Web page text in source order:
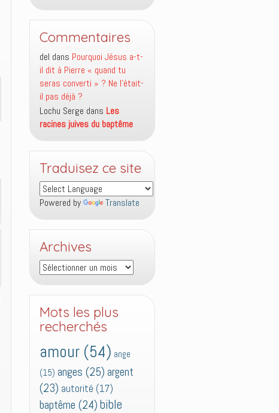
Commentaires
del dans Pourquoi Jésus a-t-
il dit à Pierre « quand tu
seras converti » ? Ne l’était-
il pas déjà ?
Lochu Serge dans Les
racines juives du baptême
Traduisez ce site
Powered by Translate
Archives
Archives
Mots les plus
recherchés
amour (54) ange
(15) anges (25) argent
(23) autorité (17)
baptême (24) bible